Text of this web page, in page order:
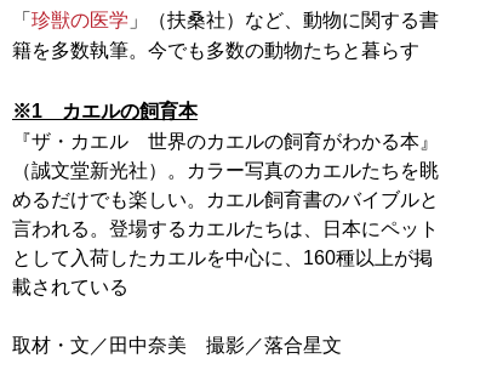
「 珍獣の医学 」（扶桑社）など、動物に関する書
籍を多数執筆。今でも多数の動物たちと暮らす
※1 カエルの飼育本
『ザ・カエル 世界のカエルの飼育がわかる本』
（誠文堂新光社）。カラー写真のカエルたちを眺
めるだけでも楽しい。カエル飼育書のバイブルと
言われる。登場するカエルたちは、日本にペット
として入荷したカエルを中心に、160種以上が掲
載されている